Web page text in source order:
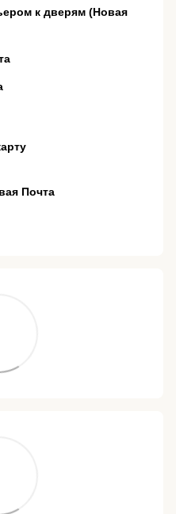
к дверям (Новая
Почта